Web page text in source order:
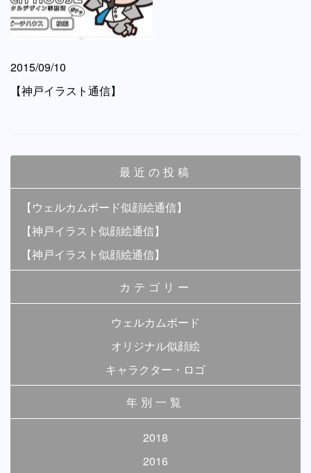
2015/09/10
【神戸イラスト通信】
最近の投稿
【ウェルカムボード似顔絵通信】
【神戸イラスト似顔絵通信】
【神戸イラスト似顔絵通信】
カテゴリー
ウェルカムボード
オリジナル似顔絵
キャラクター・ロゴ
年別一覧
2018
2016